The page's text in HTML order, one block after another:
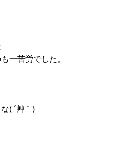
一苦労でした。
( ´艸｀)